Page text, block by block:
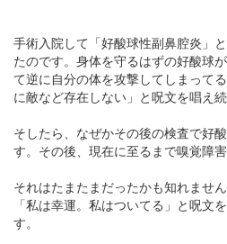
手術入院して「好酸球性副鼻腔炎」
たのです。身体を守るはずの好酸球
て逆に自分の体を攻撃してしまって
に敵など存在しない」と呪文を唱え続
そしたら、なぜかその後の検査で好
す。その後、現在に至るまで嗅覚障
それはたまたまだったかも知れませ
「私は幸運。私はついてる」と呪文
す。